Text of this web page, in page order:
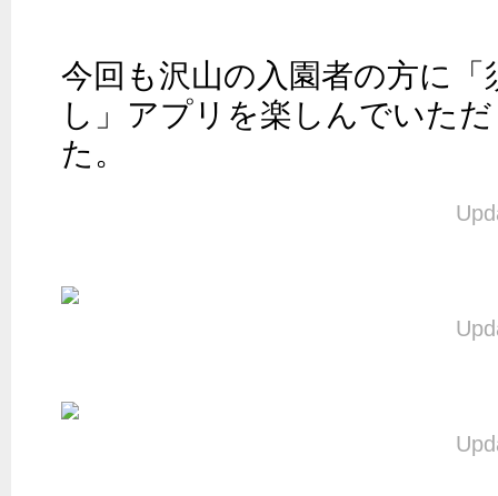
今回も沢山の入園者の方に「
し」アプリを楽しんでいた
た。